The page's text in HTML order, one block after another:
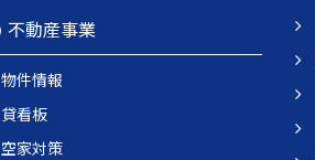
不動産事業
物件情報
貸看板
空家対策